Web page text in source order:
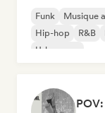
Funk Musique
Hip-hop
R&B
Urban pop